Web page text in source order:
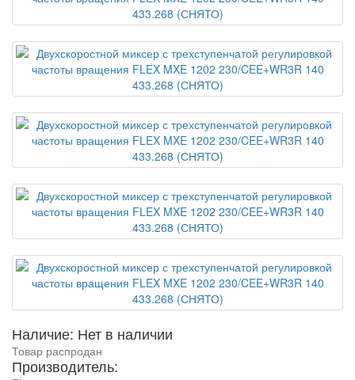
Наличие: Нет в наличии
Товар распродан
Производитель: